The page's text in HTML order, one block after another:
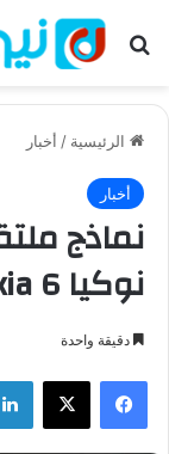
بحث عن
الرئيسية / أخبار
أخبار
نماذج
نوكيا Nokia 6 و Nokia 3
دقيقة واحدة
فيسبوك